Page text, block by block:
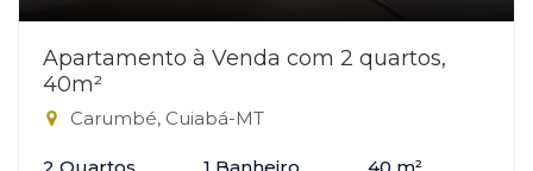
Apartamento à Venda com 2 quartos,
40m²
Carumbé, Cuiabá-MT